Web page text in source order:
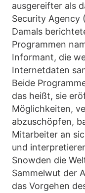
ausgereifter als
Security Agency
Damals
Programmen
Informant, die
Internetdaten
Beide
das heißt, sie
Möglichkeiten,
abzuschöpfen,
Mitarbeiter an
und
Snowden die
Sammelwut der
das Vorgehen